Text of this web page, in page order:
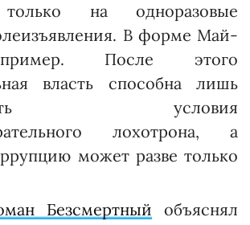
на одноразовые
В форме Май­
После этого
власть способна лишь
условия
лохотрона, а
может разве только
Безсмертный объяснял